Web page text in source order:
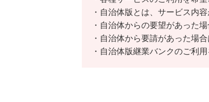
自治体版とは、サービス内容
自治体からの要望があった
自治体から要請があった場
自治体版継業バンクのご利